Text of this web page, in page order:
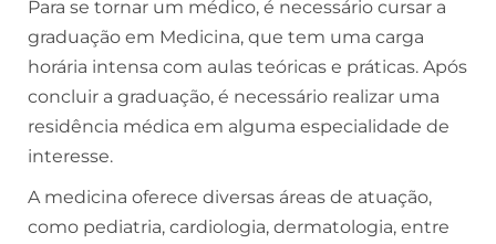
Para se tornar um médico, é necessário cursar a
graduação em Medicina, que tem uma carga
horária intensa com aulas teóricas e práticas. Após
concluir a graduação, é necessário realizar uma
residência médica em alguma especialidade de
interesse.
A medicina oferece diversas áreas de atuação,
como pediatria, cardiologia, dermatologia, entre